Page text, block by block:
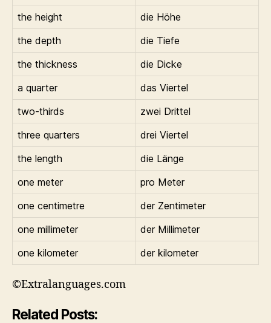
the height
die Höhe
the depth
die Tiefe
the thickness
die Dicke
a quarter
das Viertel
two-thirds
zwei Drittel
three quarters
drei Viertel
the length
die Länge
one meter
pro Meter
one centimetre
der Zentimeter
one millimeter
der Millimeter
one kilometer
der kilometer
©Extralanguages.com
Related Posts: